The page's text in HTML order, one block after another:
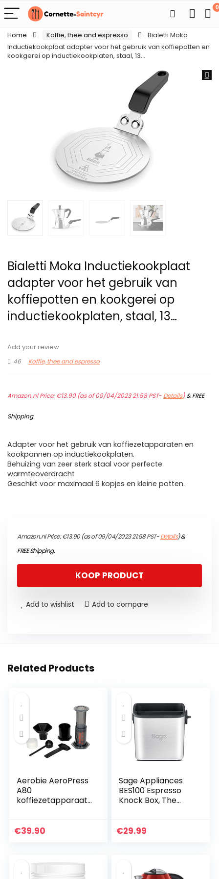
0
Home Koffie, thee and espresso
Bialetti Moka
Inductiekookplaat adapter voor het gebruik van koffiepotten en
kookgerei op inductiekookplaten, staal, 13…
Bialetti Moka Inductiekookplaat
adapter voor het gebruik van
koffiepotten en kookgerei op
inductiekookplaten, staal, 13…
Add your review
46
Koffie, thee and espresso
Amazon.nl Price:€13.90(as of 09/04/2023 21:58 PST- Details)&FREE
Shipping.
Adapter voor het gebruik van koffiezetapparaten en
kookpannen op inductiekookplaten.
Behuizing van zeer sterk staal voor perfecte
warmteoverdracht
Geschikt voor maximaal 6 kopjes en kleine potten.
Amazon.nl Price:€13.90(as of 09/04/2023 21:58 PST-Details)&
FREE Shipping.
KOOP PRODUCT
Add to wishlist Add to compare
Related Products
Aerobie AeroPress
A80
koffiezetapparaat,
€39.90
Sage Appliances
BES100 Espresso
Knock Box, The
€29.99